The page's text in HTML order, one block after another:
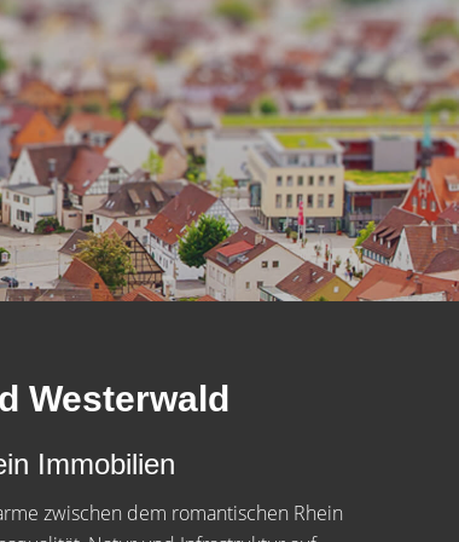
Westerwald
Immobilien
zwischen dem romantischen Rhein